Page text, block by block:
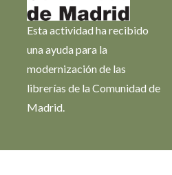
Esta actividad ha recibido
una ayuda para la
modernización de las
librerías de la Comunidad de
Madrid.